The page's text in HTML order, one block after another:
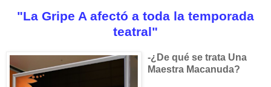
"La Gripe A afectó a toda la temporada
teatral"
-¿De qué se trata Una
Maestra Macanuda?